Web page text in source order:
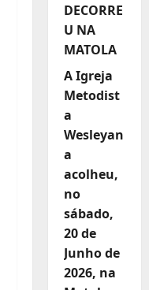
DECORRE
U NA
MATOLA
A Igreja
Metodist
a
Wesleyan
a
acolheu,
no
sábado,
20 de
Junho de
2026, na